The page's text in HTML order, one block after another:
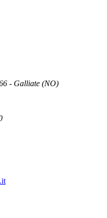
- Galliate (NO)